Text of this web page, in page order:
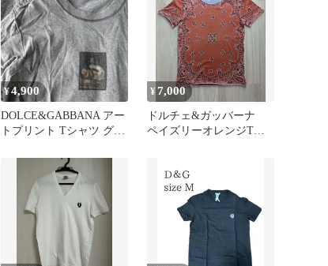
¥4,900
DOLCE&GABBANA アー
トプリント Tシャツ グレ
¥7,000
ドルチェ&ガッバーナ
ペイズリーオレンジTシ